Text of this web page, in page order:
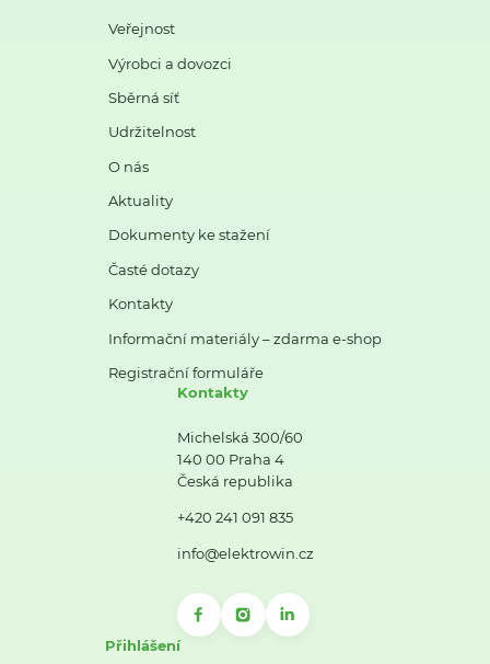
Veřejnost
Výrobci a dovozci
Sběrná síť
Udržitelnost
O nás
Aktuality
Dokumenty ke stažení
Časté dotazy
Kontakty
Informační materiály – zdarma e-shop
Registrační formuláře
Kontakty
Michelská 300/60
140 00 Praha 4
Česká republika
+420 241 091 835
info@elektrowin.cz
Přihlášení